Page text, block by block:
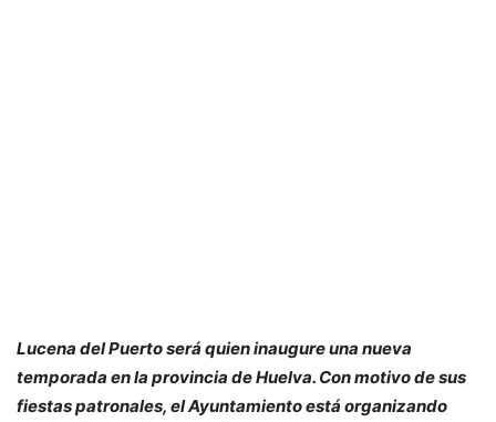
Lucena del Puerto será quien inaugure una nueva
temporada en la provincia de Huelva. Con motivo de sus
fiestas patronales, el Ayuntamiento está organizando